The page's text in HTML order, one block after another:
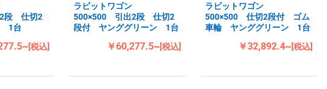
段 仕切2
1台
[税込]
ラビットワゴン
500×500 引出2段 仕切2
段付 ヤンググリーン 1台
￥60,277.5~[税込]
ラビットワゴン
500×500 仕切2段付 ゴム
車輪 ヤンググリーン 1台
￥32,892.4~[税込]